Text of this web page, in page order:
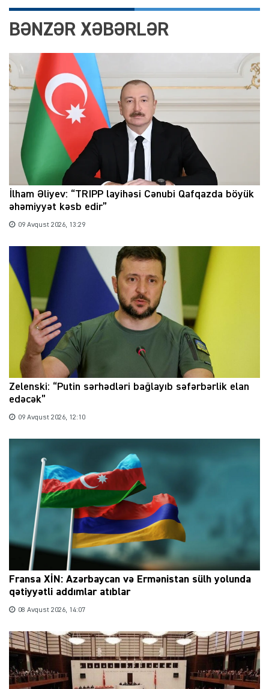
BƏNZƏR XƏBƏRLƏR
İlham Əliyev: “TRIPP layihəsi Cənubi Qafqazda böyük
əhəmiyyət kəsb edir”
09 Avqust 2026, 13:29
Zelenski: “Putin sərhədləri bağlayıb səfərbərlik elan
edəcək”
09 Avqust 2026, 12:10
Fransa XİN: Azərbaycan və Ermənistan sülh yolunda
qətiyyətli addımlar atıblar
08 Avqust 2026, 14:07